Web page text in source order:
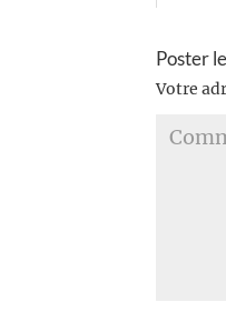
Poster
Votre